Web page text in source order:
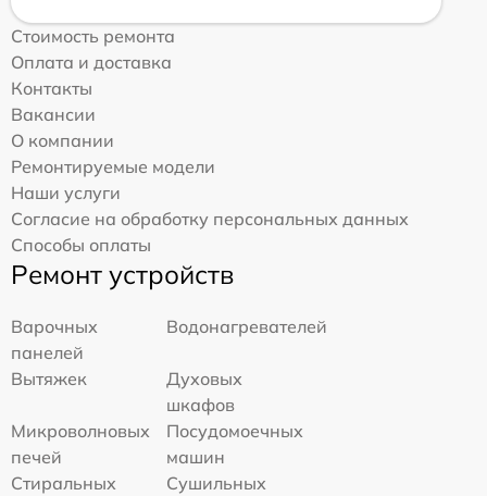
Стоимость ремонта
Оплата и доставка
Контакты
Вакансии
О компании
Ремонтируемые модели
Наши услуги
Согласие на обработку персональных данных
Способы оплаты
Ремонт устройств
Варочных
панелей
Водонагревателей
Вытяжек
Духовых
шкафов
Микроволновых
печей
Посудомоечных
машин
Стиральных
Сушильных